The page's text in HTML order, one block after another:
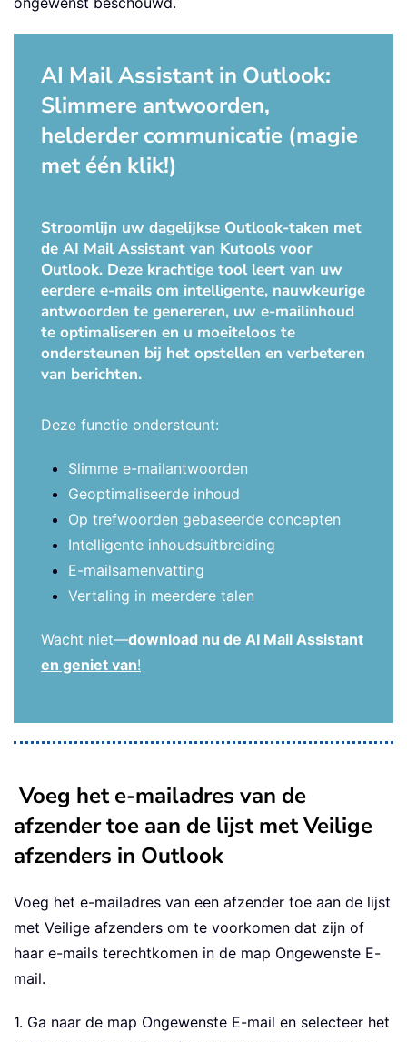
AI Mail Assistant in Outlook:
Slimmere antwoorden,
helderder communicatie (magie
met één klik!)
Stroomlijn uw dagelijkse Outlook-taken met
de AI Mail Assistant van Kutools voor
Outlook. Deze krachtige tool leert van uw
eerdere e-mails om intelligente, nauwkeurige
antwoorden te genereren, uw e-mailinhoud
te optimaliseren en u moeiteloos te
ondersteunen bij het opstellen en verbeteren
van berichten.
Deze functie ondersteunt:
Slimme e-mailantwoorden
Geoptimaliseerde inhoud
Op trefwoorden gebaseerde concepten
Intelligente inhoudsuitbreiding
E-mailsamenvatting
Vertaling in meerdere talen
Wacht niet—download nu de AI Mail Assistant
en geniet van!
Voeg het e-mailadres van de
afzender toe aan de lijst met Veilige
afzenders in Outlook
Voeg het e-mailadres van een afzender toe aan de lijst
met Veilige afzenders om te voorkomen dat zijn of
haar e-mails terechtkomen in de map Ongewenste E-
mail.
1. Ga naar de map Ongewenste E-mail en selecteer het